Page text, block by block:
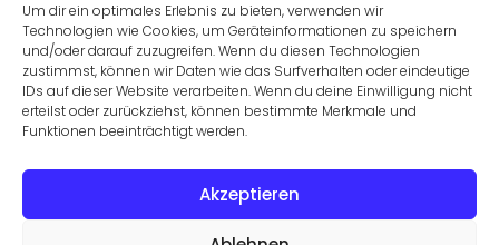
Um dir ein optimales Erlebnis zu bieten, verwenden wir
Technologien wie Cookies, um Geräteinformationen zu speichern
und/oder darauf zuzugreifen. Wenn du diesen Technologien
zustimmst, können wir Daten wie das Surfverhalten oder eindeutige
IDs auf dieser Website verarbeiten. Wenn du deine Einwilligung nicht
erteilst oder zurückziehst, können bestimmte Merkmale und
Funktionen beeinträchtigt werden.
Akzeptieren
filtern Sie nach Ihren Anforderungen und finden Sie